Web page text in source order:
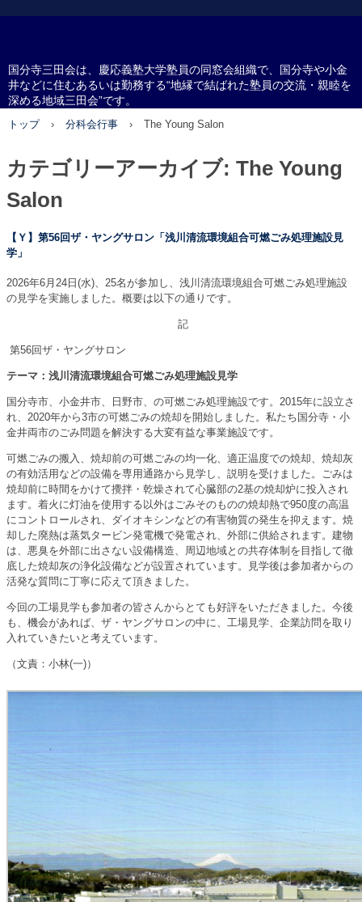
国分寺三田会
国分寺三田会は、慶応義塾大学塾員の同窓会組織で、国分寺や小金
井などに住むあるいは勤務する“地縁で結ばれた塾員の交流・親睦を
深める地域三田会”です。
トップ › 分科会行事 › The Young Salon
カテゴリーアーカイブ: The Young
Salon
【Ｙ】第56回ザ・ヤングサロン「浅川清流環境組合可燃ごみ処理施設見
学」
2026年6月24日(水)、25名が参加し、浅川清流環境組合可燃ごみ処理施設
の見学を実施しました。概要は以下の通りです。
記
第56回ザ・ヤングサロン
テーマ：浅川清流環境組合可燃ごみ処理施設見学
国分寺市、小金井市、日野市、の可燃ごみ処理施設です。2015年に設立さ
れ、2020年から3市の可燃ごみの焼却を開始しました。私たち国分寺・小
金井両市のごみ問題を解決する大変有益な事業施設です。
可燃ごみの搬入、焼却前の可燃ごみの均一化、適正温度での焼却、焼却灰
の有効活用などの設備を専用通路から見学し、説明を受けました。ごみは
焼却前に時間をかけて攪拌・乾燥されて心臓部の2基の焼却炉に投入され
ます。着火に灯油を使用する以外はごみそのものの焼却熱で950度の高温
にコントロールされ、ダイオキシンなどの有害物質の発生を抑えます。焼
却した廃熱は蒸気タービン発電機で発電され、外部に供給されます。建物
は、悪臭を外部に出さない設備構造、周辺地域との共存体制を目指して徹
底した焼却灰の浄化設備などが設置されています。見学後は参加者からの
活発な質問に丁寧に応えて頂きました。
今回の工場見学も参加者の皆さんからとても好評をいただきました。今後
も、機会があれば、ザ・ヤングサロンの中に、工場見学、企業訪問を取り
入れていきたいと考えています。
（文責：小林(一)）